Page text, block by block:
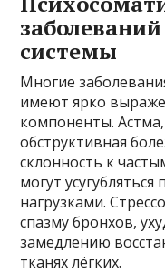
системы
Многие
имеют ярко
компоненты.
обструктивная
склонность к
могут
нагрузками.
спазму бронхов,
замедлению
тканях лёгких.